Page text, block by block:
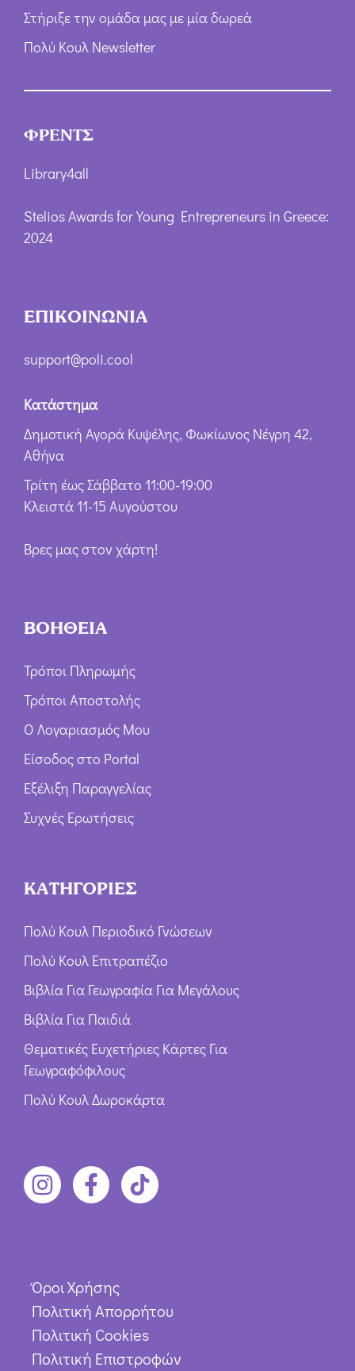
Στήριξε την ομάδα μας με μία δωρεά
Πολύ Κουλ Newsletter
ΦΡΕΝΤΣ
Library4all
Stelios Awards for Young Entrepreneurs in Greece:
2024
ΕΠΙΚΟΙΝΩΝΙΑ
support@poli.cool
Κατάστημα
Δημοτική Αγορά Κυψέλης, Φωκίωνος Νέγρη 42,
Αθήνα
Τρίτη έως Σάββατο 11:00-19:00
Κλειστά 11-15 Αυγούστου
Βρες μας στον χάρτη!
ΒΟΗΘΕΙΑ
Τρόποι Πληρωμής
Τρόποι Αποστολής
Ο Λογαριασμός Μου
Είσοδος στο Portal
Εξέλιξη Παραγγελίας
Συχνές Ερωτήσεις
ΚΑΤΗΓΟΡΙΕΣ
Πολύ Κουλ Περιοδικό Γνώσεων
Πολύ Κουλ Επιτραπέζιο
Βιβλία Για Γεωγραφία Για Μεγάλους
Βιβλία Για Παιδιά
Θεματικές Ευχετήριες Κάρτες Για
Γεωγραφόφιλους
Πολύ Κουλ Δωροκάρτα
Όροι Χρήσης
Πολιτική Απορρήτου
Πολιτική Cookies
Πολιτική Επιστροφών